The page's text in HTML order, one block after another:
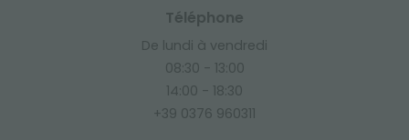
Téléphone
De lundi à vendredi
08:30 - 13:00
14:00 - 18:30
+39 0376 960311